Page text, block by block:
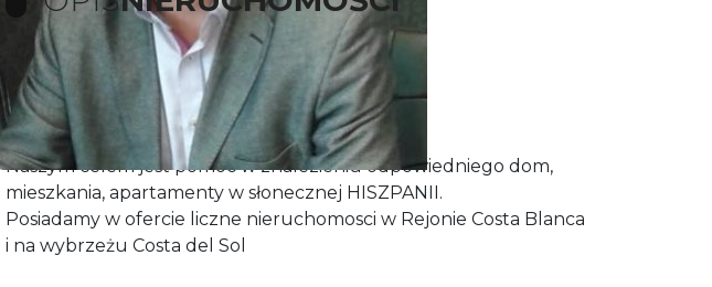
Biuro Nieruchomości Dworakowski
firma działająca od 1991 roku
Naszym celem jest pomoc w znalezieniu odpowiedniego dom,
mieszkania, apartamenty w słonecznej HISZPANII.
Posiadamy w ofercie liczne nieruchomosci w Rejonie Costa Blanca
i na wybrzeżu Costa del Sol